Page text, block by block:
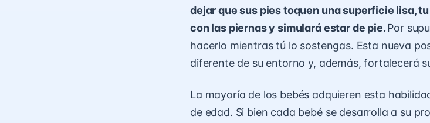
dejar que sus pies toquen una superficie lisa,
con las piernas y simulará estar de pie.Por
hacerlo mientras tú lo sostengas. Esta nueva
diferente de su entorno y, además, fortalecerá
La mayoría de los bebés adquieren esta
de edad. Si bien cada bebé se desarrolla a su